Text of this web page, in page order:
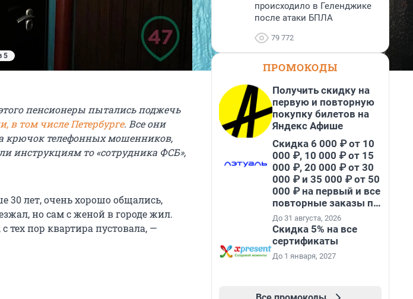
5
пенсионеры пытались поджечь
в том числе Петербурге. Все они
крючок телефонных мошенников,
инструкциям то «сотрудника ФСБ»,
30 лет, очень хорошо общались,
но сам с женой в городе жил.
тех пор квартира пустовала, —
происходило в Геленджике
после атаки БПЛА
79 772
ПРОМОКОДЫ
Получить скидку на
первую и повторную
покупку билетов на
Яндекс Афише
Скидка 6 000 ₽ от 10
000 ₽, 10 000 ₽ от 15
000 ₽, 20 000 ₽ от 30
000 ₽ и 35 000 ₽ от 50
000 ₽ на первый и все
повторные заказы по
промокоду НАБЕРИ
До 31 августа, 2026
Скидка 5% на все
сертификаты
До 1 января, 2027